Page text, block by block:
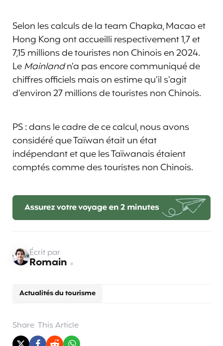
Selon les calculs de la team Chapka, Macao et
Hong Kong ont accueilli respectivement 1,7 et
7,15 millions de touristes non Chinois en 2024.
LeMainlandn’a pas encore communiqué de
chiffres officiels mais on estime qu’il s’agit
d’environ 27 millions de touristes non Chinois.
PS : dans le cadre de ce calcul, nous avons
considéré que Taïwan était un état
indépendant et que les Taïwanais étaient
comptés comme des touristes non Chinois.
Actualités du tourisme
Écrit par
Romain
Share This Article